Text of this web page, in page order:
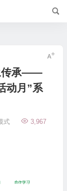
传承——
动月”系
3,967
式